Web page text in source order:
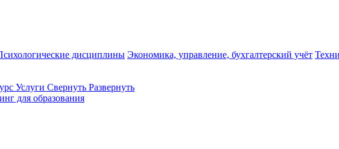
дисциплины Экономика, управление, бухгалтерский учёт
Услуги Свернуть Развернуть
для образования